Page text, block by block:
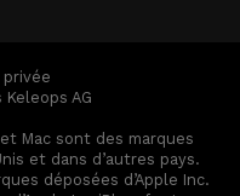
privée
AG
Mac sont des marques
et dans d’autres pays.
déposées d’Apple Inc.